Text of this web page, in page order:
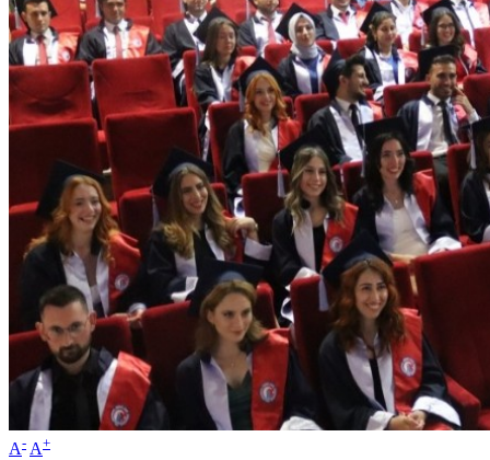
A- A+